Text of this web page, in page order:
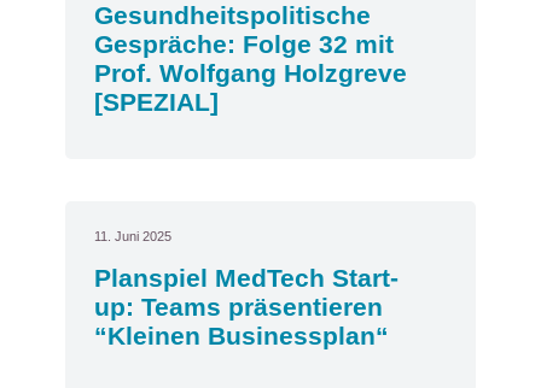
Gesundheitspolitische
Gespräche: Folge 32 mit
Prof. Wolfgang Holzgreve
[SPEZIAL]
11. Juni 2025
Planspiel MedTech Start-
up: Teams präsentieren
“Kleinen Businessplan“